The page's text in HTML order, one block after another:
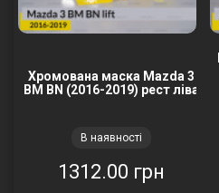
Хромована маска Mazda 3
BM BN (2016-2019) рест ліва
В наявності
1312.00 грн